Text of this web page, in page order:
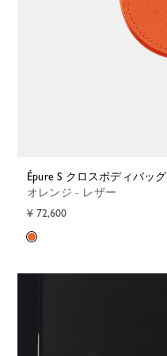
Épure S クロスボディバッグ
オレンジ - レザー
¥ 72,600